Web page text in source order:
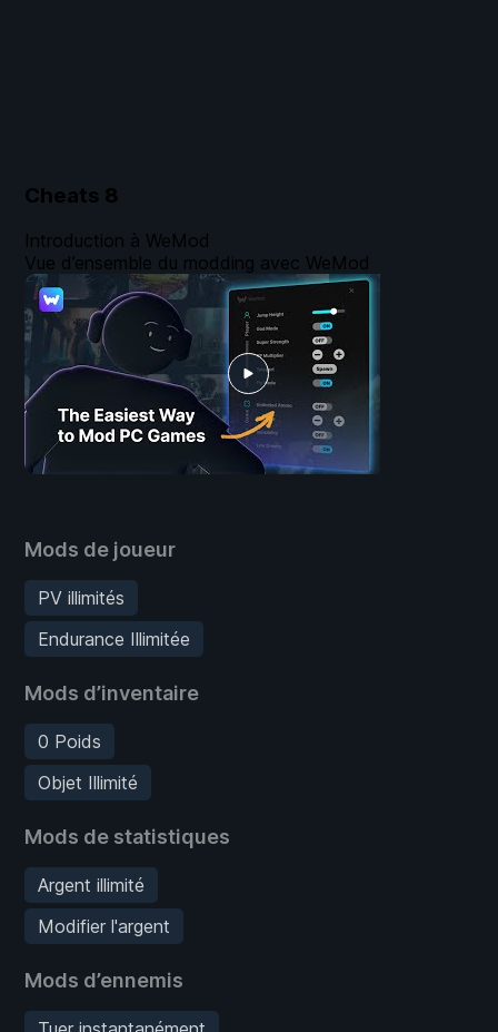
Cheats 8
Mods de joueur
PV illimités
Endurance Illimitée
Mods d’inventaire
0 Poids
Objet Illimité
Mods de statistiques
Argent illimité
Modifier l'argent
Mods d’ennemis
Introduction à WeMod
Vue d’ensemble du modding avec WeMod